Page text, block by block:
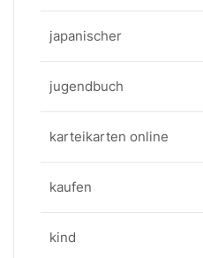
japanischer
jugendbuch
karteikarten online
kaufen
kind